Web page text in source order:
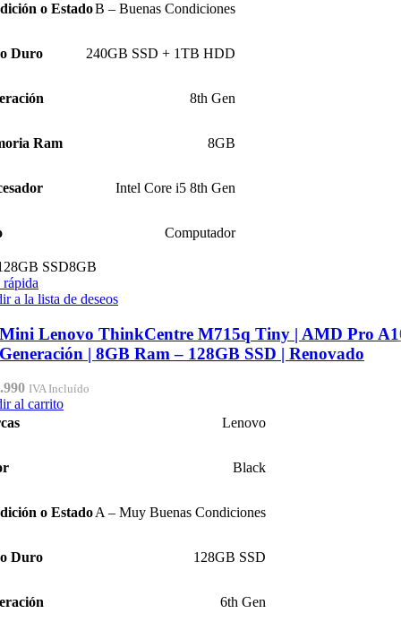
o EstadoB – Buenas Condiciones
Duro 240GB SSD + 1TB HDD
8th Gen
Ram 8GB
Intel Core i5 8th Gen
Computador
SSD8GB
a la lista de deseos
Lenovo ThinkCentre M715q Tiny | AMD Pro
| 8GB Ram – 128GB SSD | Renovado
IVA Incluído
al carrito
Lenovo
Black
o EstadoA – Muy Buenas Condiciones
Duro 128GB SSD
6th Gen